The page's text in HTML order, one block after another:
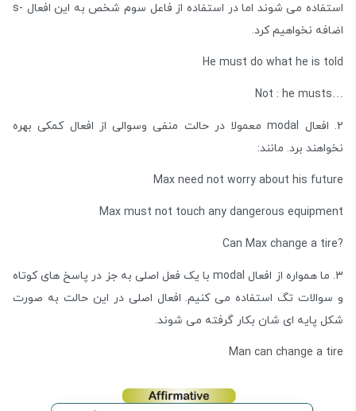
استفاده می شوند اما در استفاده از فاعل سوم شخص به این افعال -s
اضافه نخواهیم کرد.
He must do what he is told
…Not : he musts
۲. افعال modal معمولا در حالت منفی وسوالی از افعال کمکی بهره
نخواهند برد. مانند:
Max need not worry about his future
Max must not touch any dangerous equipment
?Can Max change a tire
۳. ما همواره از افعال modal با یک فعل اصلی به جز در پاسخ های کوتاه
و سوالات تگ استفاده می کنیم. افعال اصلی در این حالت به صورت
شکل پایه ای شان بکار گرفته می شوند.
Man can change a tire